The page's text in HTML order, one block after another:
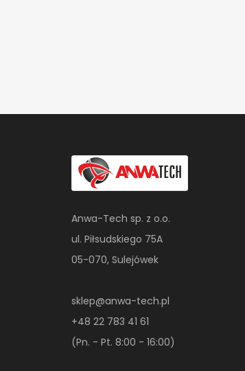
Anwa-Tech sp. z o.o.
ul. Piłsudskiego 75A
05-070, Sulejówek
sklep@anwa-tech.pl
+48 22 783 41 61
(Pn. - Pt. 8:00 - 16:00)